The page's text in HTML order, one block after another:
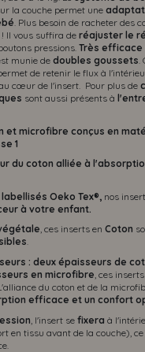
la couche permet une
. Plus besoin de racheter des
Il vous suffira de réajuster le
pressions. Très efficace
munie de doubles goussets.
de retenir le flux à
cœur de l'insert. Pour plus de
sont aussi présents à
et microfibre conçus en
1
du coton alliée à
Oeko Tex®, nos
à votre enfant.
, ces inserts en Coton
.
: deux épaisseurs de
en microfibre , ces
du coton et de la
efficace et un confort
, l'insert se fixera à
en tissu avant de la couche),